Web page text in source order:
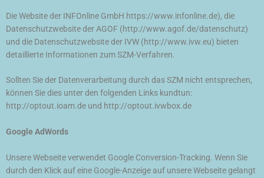
Die Website der INFOnline GmbH https://www.infonline.de), die
Datenschutzwebsite der AGOF (http://www.agof.de/datenschutz)
und die Datenschutzwebsite der IVW (http://www.ivw.eu) bieten
detaillierte Informationen zum SZM-Verfahren.
Sollten Sie der Datenverarbeitung durch das SZM nicht entsprechen,
können Sie dies unter den folgenden Links kundtun:
http://optout.ioam.de und http://optout.ivwbox.de
Google AdWords
Unsere Webseite verwendet Google Conversion-Tracking. Wenn Sie
durch den Klick auf eine Google-Anzeige auf unsere Webseite gelangt